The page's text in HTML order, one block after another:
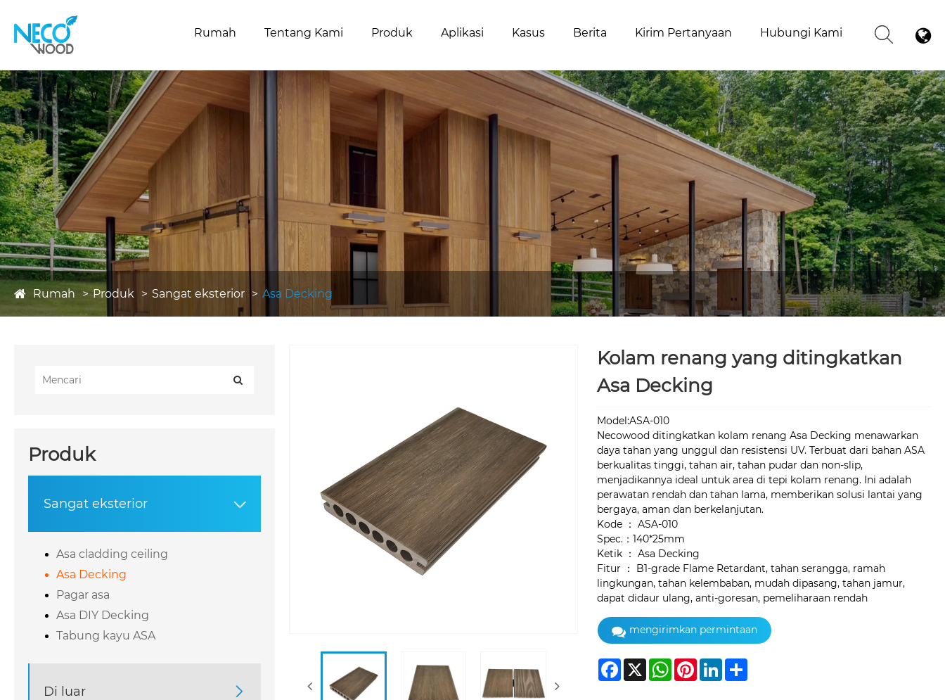
Rumah Tentang Kami Produk Aplikasi Kasus Berita Kirim Pertanyaan Hubungi Kami
Rumah Produk Sangat eksterior Asa Decking
Produk
Sangat eksterior 
Asa cladding ceiling
Asa Decking
Pagar asa
Asa DIY Decking
Tabung kayu ASA
Di luar 
Kolam renang yang ditingkatkan
Asa Decking
Model:ASA-010
Necowood ditingkatkan kolam renang Asa Decking menawarkan
daya tahan yang unggul dan resistensi UV. Terbuat dari bahan ASA
berkualitas tinggi, tahan air, tahan pudar dan non-slip,
menjadikannya ideal untuk area di tepi kolam renang. Ini adalah
perawatan rendah dan tahan lama, memberikan solusi lantai yang
bergaya, aman dan berkelanjutan.
Kode ： ASA-010
Spec.：140*25mm
Ketik ： Asa Decking
Fitur ： B1-grade Flame Retardant, tahan serangga, ramah
lingkungan, tahan kelembaban, mudah dipasang, tahan jamur,
dapat didaur ulang, anti-goresan, pemeliharaan rendah
mengirimkan permintaan
Facebook
X WhatsApp
PinterestLinkedIn